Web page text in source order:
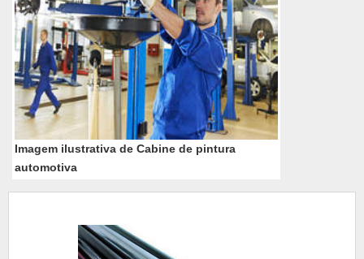
Imagem ilustrativa de Cabine de pintura
automotiva